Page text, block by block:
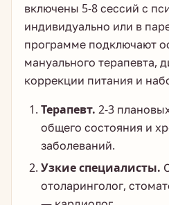
включены 5-8 сессий с
индивидуально или в
программе подключают
мануального терапевта,
коррекции питания и
Терапевт. 2-3
общего состояния и
заболеваний.
Узкие специалисты.
отоларинголог,